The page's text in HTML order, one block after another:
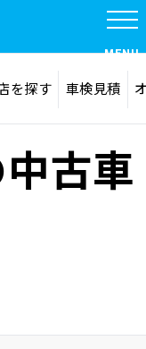
MENU
を探す 車検見積
古車